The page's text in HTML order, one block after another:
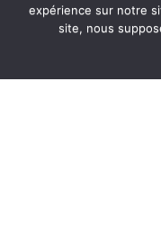
This site is
expérience sur notre
site, nous